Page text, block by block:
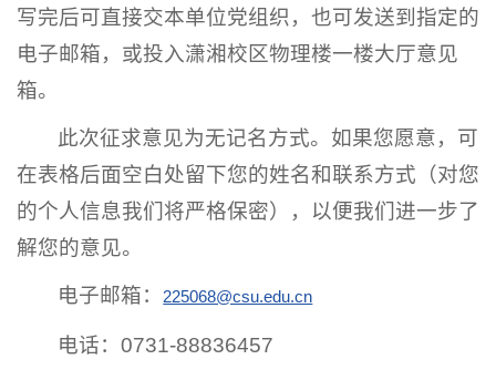
写完后可直接交本单位党组织，也可发送到指定的
电子邮箱，或投入潇湘校区物理楼一楼大厅意见
箱。
此次征求意见为无记名方式。如果您愿意，可
在表格后面空白处留下您的姓名和联系方式（对您
的个人信息我们将严格保密），以便我们进一步了
解您的意见。
电子邮箱： 225068@csu.edu.cn
电话：0731-88836457